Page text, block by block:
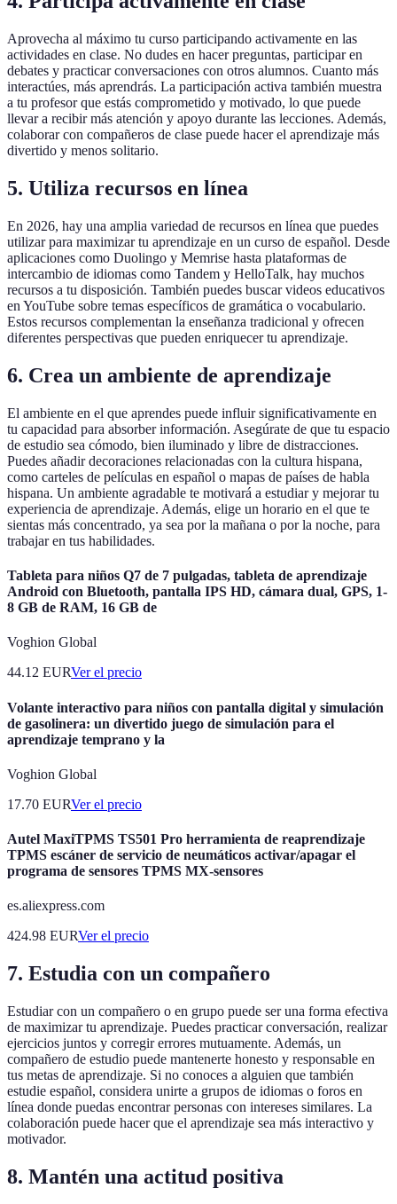
Aprovecha al máximo tu curso participando activamente en las
actividades en clase. No dudes en hacer preguntas, participar en
debates y practicar conversaciones con otros alumnos. Cuanto más
interactúes, más aprendrás. La participación activa también muestra
a tu profesor que estás comprometido y motivado, lo que puede
llevar a recibir más atención y apoyo durante las lecciones. Además,
colaborar con compañeros de clase puede hacer el aprendizaje más
divertido y menos solitario.
5. Utiliza recursos en línea
En 2026, hay una amplia variedad de recursos en línea que puedes
utilizar para maximizar tu aprendizaje en un curso de español. Desde
aplicaciones como Duolingo y Memrise hasta plataformas de
intercambio de idiomas como Tandem y HelloTalk, hay muchos
recursos a tu disposición. También puedes buscar videos educativos
en YouTube sobre temas específicos de gramática o vocabulario.
Estos recursos complementan la enseñanza tradicional y ofrecen
diferentes perspectivas que pueden enriquecer tu aprendizaje.
6. Crea un ambiente de aprendizaje
El ambiente en el que aprendes puede influir significativamente en
tu capacidad para absorber información. Asegúrate de que tu espacio
de estudio sea cómodo, bien iluminado y libre de distracciones.
Puedes añadir decoraciones relacionadas con la cultura hispana,
como carteles de películas en español o mapas de países de habla
hispana. Un ambiente agradable te motivará a estudiar y mejorar tu
experiencia de aprendizaje. Además, elige un horario en el que te
sientas más concentrado, ya sea por la mañana o por la noche, para
trabajar en tus habilidades.
Tableta para niños Q7 de 7 pulgadas, tableta de aprendizaje
Android con Bluetooth, pantalla IPS HD, cámara dual, GPS, 1-
8 GB de RAM, 16 GB de
Voghion Global
44.12 EURVer el precio
Volante interactivo para niños con pantalla digital y simulación
de gasolinera: un divertido juego de simulación para el
aprendizaje temprano y la
Voghion Global
17.70 EURVer el precio
Autel MaxiTPMS TS501 Pro herramienta de reaprendizaje
TPMS escáner de servicio de neumáticos activar/apagar el
programa de sensores TPMS MX-sensores
es.aliexpress.com
424.98 EURVer el precio
7. Estudia con un compañero
Estudiar con un compañero o en grupo puede ser una forma efectiva
de maximizar tu aprendizaje. Puedes practicar conversación, realizar
ejercicios juntos y corregir errores mutuamente. Además, un
compañero de estudio puede mantenerte honesto y responsable en
tus metas de aprendizaje. Si no conoces a alguien que también
estudie español, considera unirte a grupos de idiomas o foros en
línea donde puedas encontrar personas con intereses similares. La
colaboración puede hacer que el aprendizaje sea más interactivo y
motivador.
8. Mantén una actitud positiva